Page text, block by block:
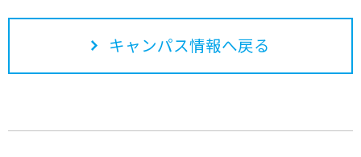
キャンパス情報へ戻る